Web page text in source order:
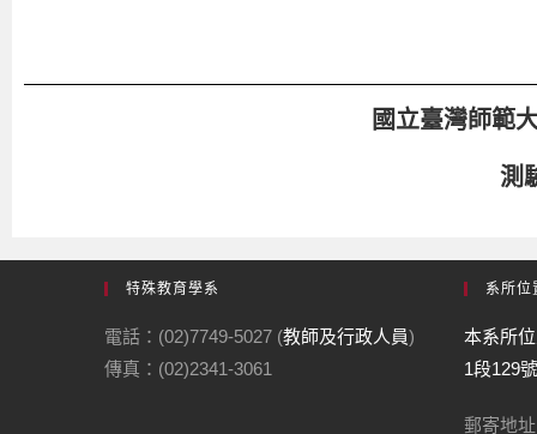
特殊教育學系
電話：(02)7749-5027 (教師及行政人員)
傳真：(02)2341-3061
系所位
本系所
1段129
郵寄地